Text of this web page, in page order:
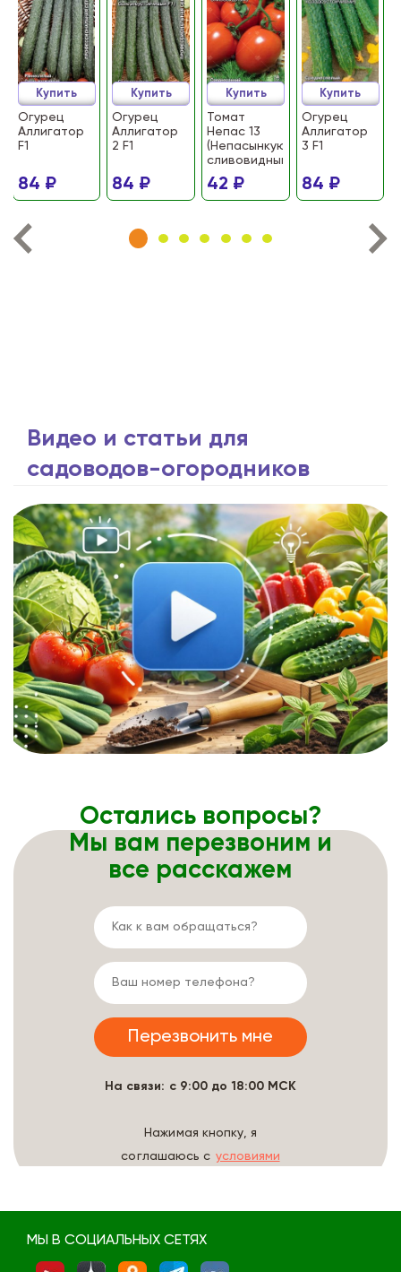
Огурец
Аллигатор
F1
84 ₽
Купить
Огурец
Аллигатор
2 F1
84 ₽
Купить
Томат
Непас 13
(Непасынкующийся
сливовидный)
42 ₽
Купить
Огурец
Аллигатор
3 F1
84 ₽
Купить
Видео и статьи для
садоводов-огородников
Остались вопросы?
Мы вам перезвоним и
все расскажем
На связи: с 9:00 до 18:00 МСК
Нажимая кнопку, я
соглашаюсь с условиями
МЫ В СОЦИАЛЬНЫХ СЕТЯХ